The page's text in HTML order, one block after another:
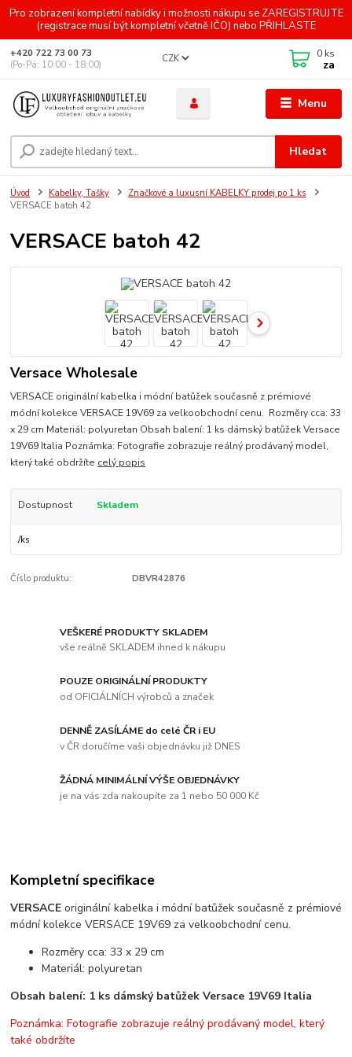
Pro zobrazení kompletní nabídky i možnosti nákupu se ZAREGISTRUJTE
(registrace musí být kompletní včetně IČO) nebo PŘIHLASTE
Menu
CZK
Hledat
+420 722 73 00 73
(Po-Pá: 10:00 - 18:00)
0 ks
za
Úvod Kabelky, Tašky
Značkové a luxusní KABELKY prodej po 1 ks
VERSACE batoh 42
VERSACE batoh 42
Versace Wholesale
VERSACE originální kabelka i módní batůžek současně z prémiové
módní kolekce VERSACE 19V69 za velkoobchodní cenu. Rozměry cca: 33
x 29 cm Materiál: polyuretan Obsah balení: 1 ks dámský batůžek Versace
19V69 Italia Poznámka: Fotografie zobrazuje reálný prodávaný model,
který také obdržíte celý popis
Dostupnost Skladem
/ks
Číslo produktu: DBVR42876
VEŠKERÉ PRODUKTY SKLADEM
vše reálně SKLADEM ihned k nákupu
POUZE ORIGINÁLNÍ PRODUKTY
od OFICIÁLNÍCH výrobců a značek
DENNĚ ZASÍLÁME do celé ČR i EU
v ČR doručíme vaši objednávku již DNES
ŽÁDNÁ MINIMÁLNÍ VÝŠE OBJEDNÁVKY
je na vás zda nakoupíte za 1 nebo 50 000 Kč
Kompletní specifikace
VERSACEoriginální kabelka i módní batůžek současně z prémiové
módní kolekce VERSACE 19V69 za velkoobchodní cenu.
Rozměry cca: 33 x 29 cm
Materiál: polyuretan
Obsah balení: 1 ks dámský batůžek Versace 19V69 Italia
Poznámka: Fotografie zobrazuje reálný prodávaný model, který
také obdržíte